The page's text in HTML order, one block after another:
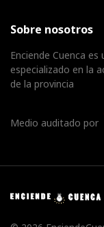
Sobre nosotros
Enciende Cuenca
especializado en la
de la provincia
Medio auditado por